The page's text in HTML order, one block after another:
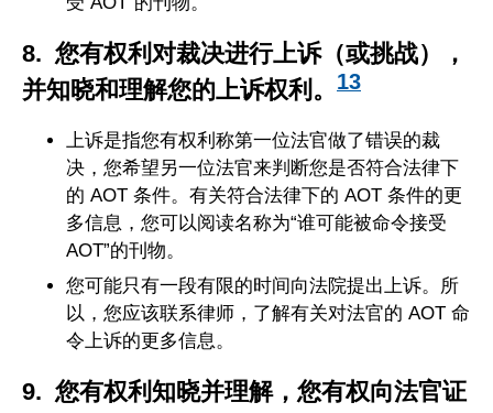
8. 您有权利对裁决进行上诉（或挑战），
并知晓和理解您的上诉权利。
13
上诉是指您有权利称第一位法官做了错误的裁
决，您希望另一位法官来判断您是否符合法律下
的 AOT 条件。有关符合法律下的 AOT 条件的更
多信息，您可以阅读名称为“谁可能被命令接受
AOT”的刊物。
您可能只有一段有限的时间向法院提出上诉。所
以，您应该联系律师，了解有关对法官的 AOT 命
令上诉的更多信息。
9. 您有权利知晓并理解，您有权向法官证